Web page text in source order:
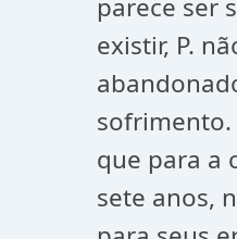
parece ser
existir, P.
que para a
sete anos,